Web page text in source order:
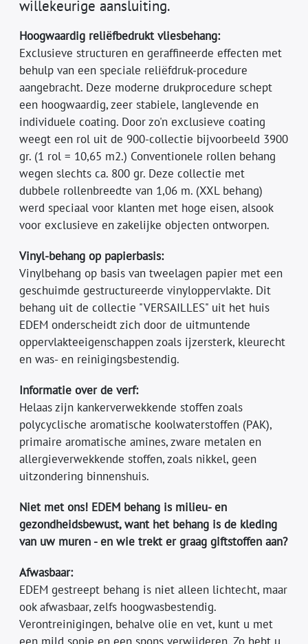
willekeurige aansluiting.
Hoogwaardig reliëfbedrukt vliesbehang:
Exclusieve structuren en geraffineerde effecten met
behulp van een speciale reliëfdruk-procedure
aangebracht. Deze moderne drukprocedure schept
een hoogwaardig, zeer stabiele, langlevende en
individuele coating. Door zo'n exclusieve coating
weegt een rol uit de 900-collectie bijvoorbeeld 3900
gr. (1 rol = 10,65 m2.) Conventionele rollen behang
wegen slechts ca. 800 gr. Deze collectie met
dubbele rollenbreedte van 1,06 m. (XXL behang)
werd speciaal voor klanten met hoge eisen, alsook
voor exclusieve en zakelijke objecten ontworpen.
Vinyl-behang op papierbasis:
Vinylbehang op basis van tweelagen papier met een
geschuimde gestructureerde vinyloppervlakte. Dit
behang uit de collectie "VERSAILLES" uit het huis
EDEM onderscheidt zich door de uitmuntende
oppervlakteeigenschappen zoals ijzersterk, kleurecht
en was- en reinigingsbestendig.
Informatie over de verf:
Helaas zijn kankerverwekkende stoffen zoals
polycyclische aromatische koolwaterstoffen (PAK),
primaire aromatische amines, zware metalen en
allergieverwekkende stoffen, zoals nikkel, geen
uitzondering binnenshuis.
Niet met ons! EDEM behang is milieu- en
gezondheidsbewust, want het behang is de kleding
van uw muren - en wie trekt er graag giftstoffen aan?
Afwasbaar:
EDEM gestreept behang is niet alleen lichtecht, maar
ook afwasbaar, zelfs hoogwasbestendig.
Verontreinigingen, behalve olie en vet, kunt u met